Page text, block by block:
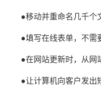
●移动并重命名几千个
●填写在线表单，不需
●在网站更新时，从网
●让计算机向客户发出